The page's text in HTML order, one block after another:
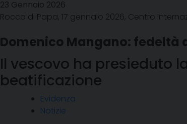
23 Gennaio 2026
Rocca di Papa, 17 gennaio 2026, Centro
Domenico Mangano: fedeltà
Il vescovo ha presieduto
beatificazione
Evidenza
Notizie